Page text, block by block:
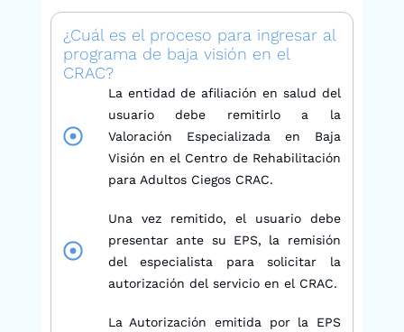
¿Cuál es el proceso para ingresar al
programa de baja visión en el
CRAC?
La entidad de afiliación en salud del
usuario debe remitirlo a la
Valoración Especializada en Baja
Visión en el Centro de Rehabilitación
para Adultos Ciegos CRAC.
Una vez remitido, el usuario debe
presentar ante su EPS, la remisión
del especialista para solicitar la
autorización del servicio en el CRAC.
La Autorización emitida por la EPS